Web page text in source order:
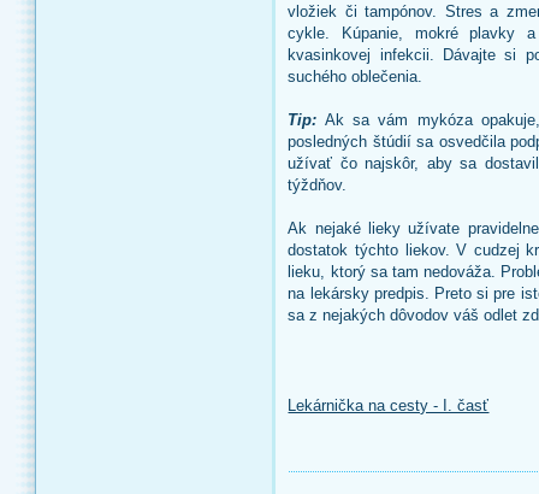
vložiek či tampónov. Stres a
cykle. Kúpanie, mokré plavky
kvasinkovej infekcii. Dávajte si
suchého oblečenia.
Tip: Ak sa vám mykóza
posledných štúdií sa osvedčila
užívať čo najskôr, aby sa
týždňov.
Ak nejaké lieky užívate
dostatok týchto liekov. V cudzej
lieku, ktorý sa tam nedováža.
na lekársky predpis. Preto si pre
sa z nejakých dôvodov váš odlet
Lekárnička na cesty - I. časť